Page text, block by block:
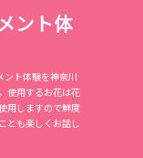
ント体
ト体験を神奈川
使用するお花は花
用しますので鮮度
とも楽しくお話し